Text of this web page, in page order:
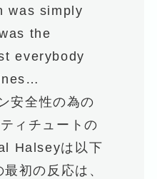
was simply
the
everybody
安全性の為の
ィチュートの
Halseyは以下
初の反応は、